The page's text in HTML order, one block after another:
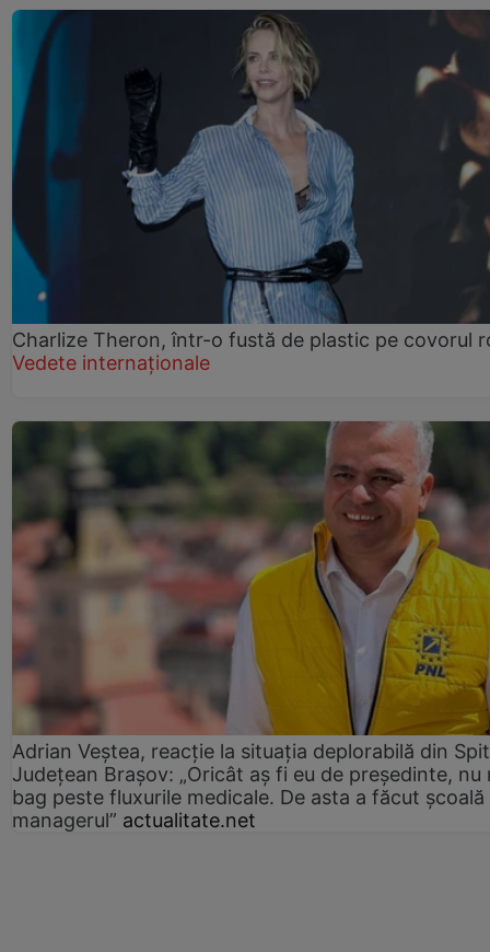
Charlize Theron, într-o fustă de plastic pe covorul
Vedete internaționale
Adrian Veștea, reacție la situația deplorabilă din
Județean Brașov: „Oricât aș fi eu de președinte, nu
bag peste fluxurile medicale. De asta a făcut școală
managerul” actualitate.net